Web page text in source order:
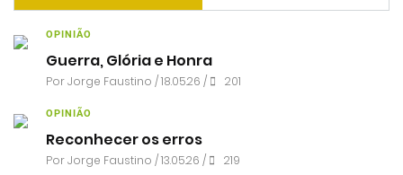
OPINIÃO
Guerra, Glória e Honra
PorJorge Faustino / 18.05.26 / 201
OPINIÃO
Reconhecer os erros
PorJorge Faustino / 13.05.26 / 219